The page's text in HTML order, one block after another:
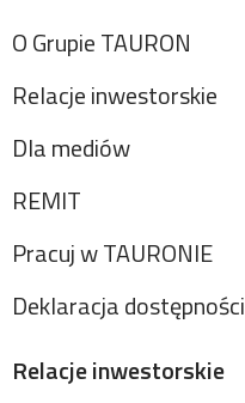
O Grupie TAURON
Relacje inwestorskie
Dla mediów
REMIT
Pracuj w TAURONIE
Deklaracja dostępności
Relacje inwestorskie